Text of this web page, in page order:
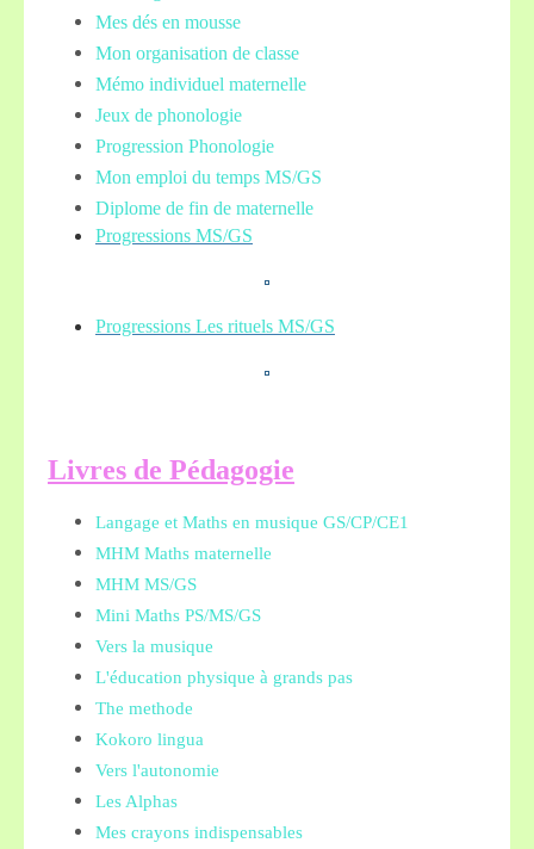
Mes dés en mousse
Mon organisation de classe
Mémo individuel maternelle
Jeux de phonologie
Progression Phonologie
Mon emploi du temps MS/GS
Diplome de fin de maternelle
Progressions MS/GS
Progressions Les rituels MS/GS
Livres de Pédagogie
Langage et Maths en musique GS/CP/CE1
MHM Maths maternelle
MHM MS/GS
Mini Maths PS/MS/GS
Vers la musique
L'éducation physique à grands pas
The methode
Kokoro lingua
Vers l'autonomie
Les Alphas
Mes crayons indispensables